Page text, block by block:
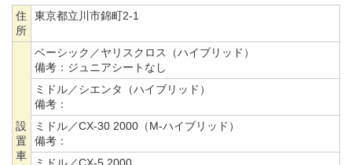
住
所
東京都立川市錦町2-1
設
置
車
ベーシック／ヤリスクロス（ハイブリッド）
備考： ジュニアシートなし
ミドル／シエンタ（ハイブリッド）
備考：
ミドル／CX-30 2000（M-ハイブリッド）
備考：